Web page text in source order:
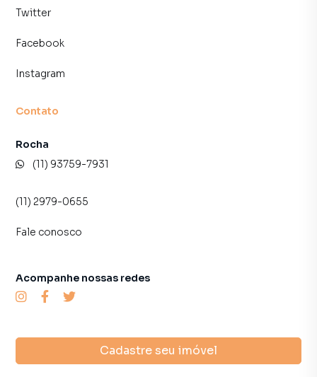
Twitter
Facebook
Instagram
Contato
Rocha
(11) 93759-7931
(11) 2979-0655
Fale conosco
Cadastre seu imóvel
Acompanhe nossas redes